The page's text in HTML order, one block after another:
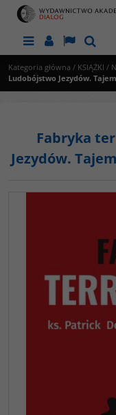
MenuPanelLang
Kategoria główna / KSIĄŻKI /
Ludobójstwo Jezydów.
Fabryka
Jezydów.